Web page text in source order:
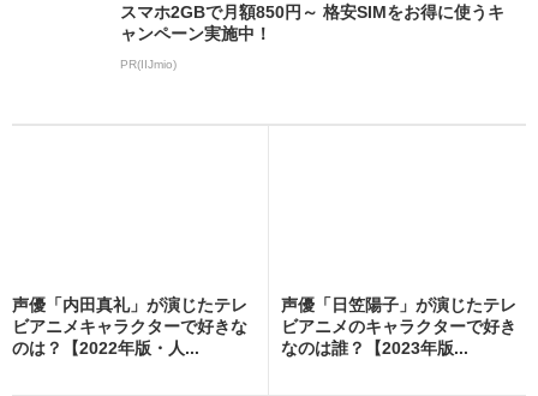
スマホ2GBで月額850円～ 格安SIMをお得に使うキ
ャンペーン実施中！
PR(IIJmio)
声優「内田真礼」が演じたテレ
ビアニメキャラクターで好きな
のは？【2022年版・人...
声優「日笠陽子」が演じたテレ
ビアニメのキャラクターで好き
なのは誰？【2023年版...